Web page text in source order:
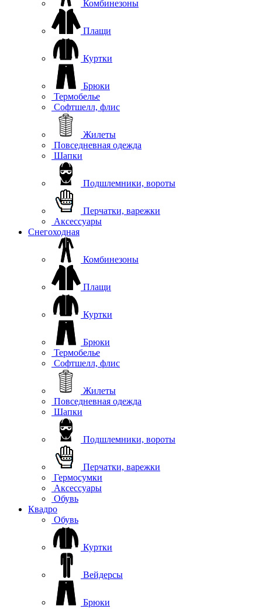
Комбинезоны
Плащи
Куртки
Брюки
Термобелье
Софтшелл, флис
Жилеты
Повседневная одежда
Шапки
Подшлемники, вороты
Перчатки, варежки
Аксессуары
Снегоходная
Комбинезоны
Плащи
Куртки
Брюки
Термобелье
Софтшелл, флис
Жилеты
Повседневная одежда
Шапки
Подшлемники, вороты
Перчатки, варежки
Гермосумки
Аксессуары
Обувь
Квадро
Обувь
Куртки
Вейдерсы
Брюки